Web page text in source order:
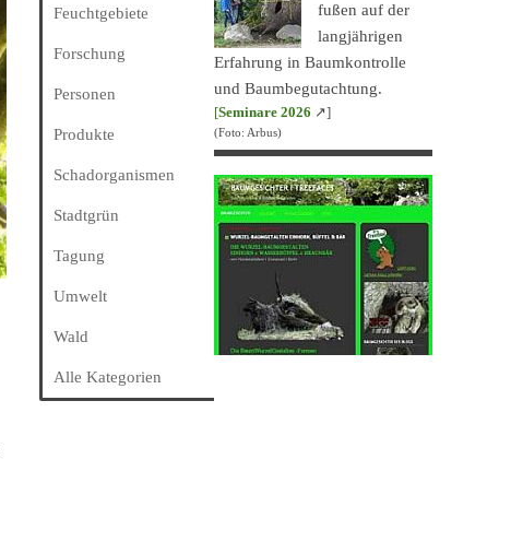
fußen auf der
langjährigen
Erfahrung in Baumkontrolle
und Baumbegutachtung.
[Seminare 2026 ↗]
(Foto: Arbus)
Feuchtgebiete
Forschung
Personen
Produkte
Schadorganismen
Stadtgrün
Tagung
Umwelt
Wald
Alle Kategorien